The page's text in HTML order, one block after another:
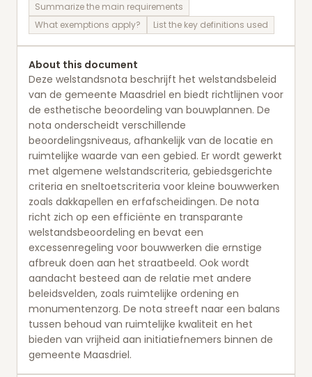
Summarize the main requirements
What exemptions apply?
List the key definitions used
About this document
Deze welstandsnota beschrijft het welstandsbeleid
van de gemeente Maasdriel en biedt richtlijnen voor
de esthetische beoordeling van bouwplannen. De
nota onderscheidt verschillende
beoordelingsniveaus, afhankelijk van de locatie en
ruimtelijke waarde van een gebied. Er wordt gewerkt
met algemene welstandscriteria, gebiedsgerichte
criteria en sneltoetscriteria voor kleine bouwwerken
zoals dakkapellen en erfafscheidingen. De nota
richt zich op een efficiënte en transparante
welstandsbeoordeling en bevat een
excessenregeling voor bouwwerken die ernstige
afbreuk doen aan het straatbeeld. Ook wordt
aandacht besteed aan de relatie met andere
beleidsvelden, zoals ruimtelijke ordening en
monumentenzorg. De nota streeft naar een balans
tussen behoud van ruimtelijke kwaliteit en het
bieden van vrijheid aan initiatiefnemers binnen de
gemeente Maasdriel.